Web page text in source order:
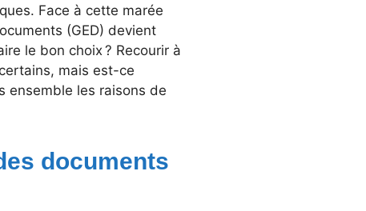
Face à cette marée
(GED) devient
le bon choix ? Recourir à
mais est-ce
ensemble les raisons de
documents